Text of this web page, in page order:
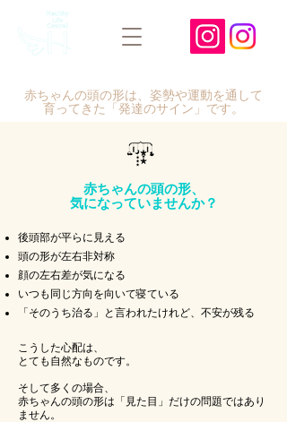
赤ちゃんの頭の形は、姿勢や運動を通して
育ってきた「発達のサイン」です。
赤ちゃんの頭の形、
気になっていませんか？
後頭部が平らに見える
頭の形が左右非対称
顔の左右差が気になる
いつも同じ方向を向いて寝ている
「そのうち治る」と言われたけれど、不安が残る
こうした心配は、
とても自然なものです。
そして多くの場合、
赤ちゃんの頭の形は「見た目」だけの問題ではあり
ません。